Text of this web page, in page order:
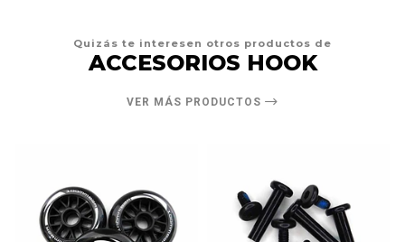
Quizás te interesen otros productos de
ACCESORIOS HOOK
VER MÁS PRODUCTOS